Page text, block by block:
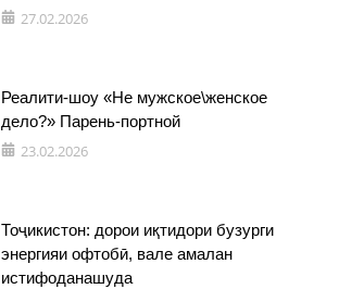
27.02.2026
Реалити-шоу «Не мужское\женское
дело?» Парень-портной
23.02.2026
Тоҷикистон: дорои иқтидори бузурги
энергияи офтобӣ, вале амалан
истифоданашуда